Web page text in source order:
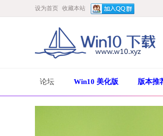
设为首页 收藏本站
论坛 Win10 美化版 版本推